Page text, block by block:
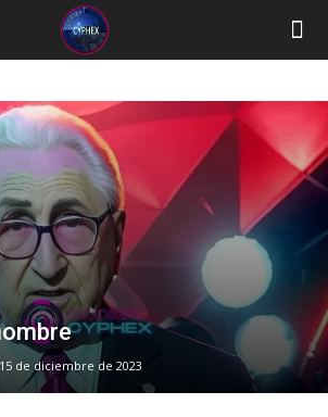
15 de diciembre de 2023